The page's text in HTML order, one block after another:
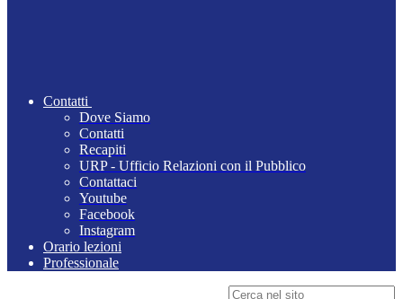
Contatti
Dove Siamo
Contatti
Recapiti
URP - Ufficio Relazioni con il Pubblico
Contattaci
Youtube
Facebook
Instagram
Orario lezioni
Professionale